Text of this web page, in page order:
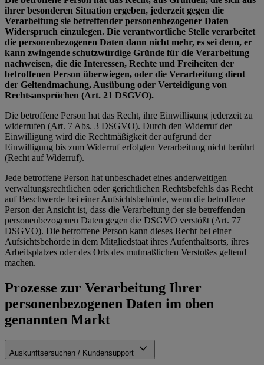
ihrer besonderen Situation ergeben, jederzeit gegen die
Verarbeitung sie betreffender personenbezogener Daten
Widerspruch einzulegen. Die verantwortliche Stelle verarbeitet
die personenbezogenen Daten dann nicht mehr, es sei denn, er
kann zwingende schutzwürdige Gründe für die Verarbeitung
nachweisen, die die Interessen, Rechte und Freiheiten der
betroffenen Person überwiegen, oder die Verarbeitung dient
der Geltendmachung, Ausübung oder Verteidigung von
Rechtsansprüchen (Art. 21 DSGVO).
Die betroffene Person hat das Recht, ihre Einwilligung jederzeit zu
widerrufen (Art. 7 Abs. 3 DSGVO). Durch den Widerruf der
Einwilligung wird die Rechtmäßigkeit der aufgrund der
Einwilligung bis zum Widerruf erfolgten Verarbeitung nicht berührt
(Recht auf Widerruf).
Jede betroffene Person hat unbeschadet eines anderweitigen
verwaltungsrechtlichen oder gerichtlichen Rechtsbefehls das Recht
auf Beschwerde bei einer Aufsichtsbehörde, wenn die betroffene
Person der Ansicht ist, dass die Verarbeitung der sie betreffenden
personenbezogenen Daten gegen die DSGVO verstößt (Art. 77
DSGVO). Die betroffene Person kann dieses Recht bei einer
Aufsichtsbehörde in dem Mitgliedstaat ihres Aufenthaltsorts, ihres
Arbeitsplatzes oder des Orts des mutmaßlichen Verstoßes geltend
machen.
Prozesse zur Verarbeitung Ihrer
personenbezogenen Daten im oben
genannten Markt
Auskunftsersuchen / Kundensupport